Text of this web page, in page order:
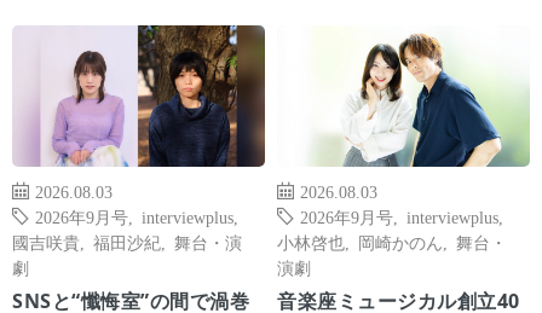
2026.08.03
2026年9月号
interviewplus
國吉咲貴
福田沙紀
舞台・演
劇
SNSと“懺悔室”の間で渦巻
2026.08.03
2026年9月号
interviewplus
小林啓也
岡崎かのん
舞台・
演劇
音楽座ミュージカル創立40